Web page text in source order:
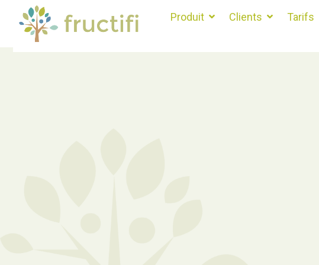
Produit Clients Tarifs